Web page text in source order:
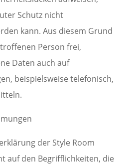
Schutz nicht
kann. Aus diesem Grund
Person frei,
Daten auch auf
beispielsweise telefonisch,
der Style Room
auf den Begrifflichkeiten, die